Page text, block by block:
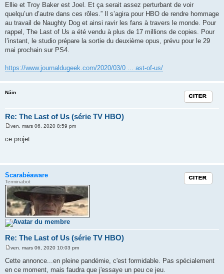
Ellie et Troy Baker est Joel. Et ça serait assez perturbant de voir
quelqu’un d’autre dans ces rôles.” Il s’agira pour HBO de rendre hommage
au travail de Naughty Dog et ainsi ravir les fans à travers le monde. Pour
rappel, The Last of Us a été vendu à plus de 17 millions de copies. Pour
l’instant, le studio prépare la sortie du deuxième opus, prévu pour le 29
mai prochain sur PS4.
https://www.journaldugeek.com/2020/03/0 ... ast-of-us/
Náin
Re: The Last of Us (série TV HBO)
Citation
s
e
ven. mars 06, 2020 8:59 pm
ce projet
Scarabéaware
Terminabot
Re: The Last of Us (série TV HBO)
Citation
s
s
ven. mars 06, 2020 10:03 pm
Cette annonce...en pleine pandémie, c'est formidable. Pas spécialement
en ce moment, mais faudra que j'essaye un peu ce jeu.